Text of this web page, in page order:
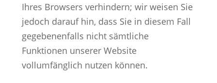
Ihres Browsers verhindern; wir weisen Sie
jedoch darauf hin, dass Sie in diesem Fall
gegebenenfalls nicht sämtliche
Funktionen unserer Website
vollumfänglich nutzen können.